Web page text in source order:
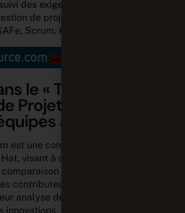
suivi des exigences
de projet traditionnelles ou
Scrum, Kanban.
le « Top 8 outils de
Projet open source
agiles » 2022
est une communauté dynamique
visant à créer un point de
sur tout ce qui concerne
contributeurs apportent
analyse de l’écosystème open
innovations, invitant les utilisateurs à